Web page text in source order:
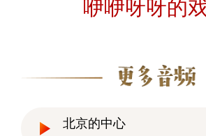
咿咿呀呀的
北京的中心